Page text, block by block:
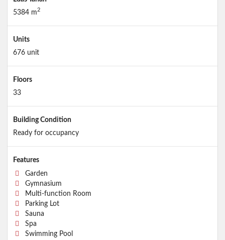
5384 m2
Units
676 unit
Floors
33
Building Condition
Ready for occupancy
Features
Garden
Gymnasium
Multi-function Room
Parking Lot
Sauna
Spa
Swimming Pool